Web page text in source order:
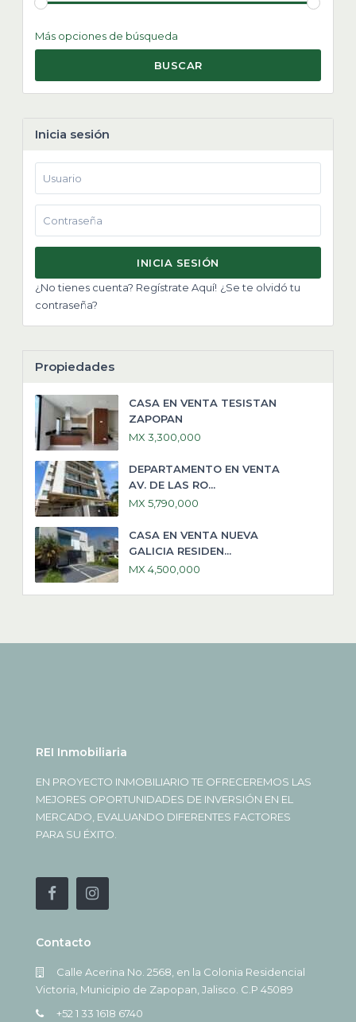
Más opciones de búsqueda
BUSCAR
Inicia sesión
INICIA SESIÓN
¿No tienes cuenta? Regístrate Aquí! ¿Se te olvidó tu
contraseña?
Propiedades
CASA EN VENTA TESISTAN
ZAPOPAN
MX 3,300,000
DEPARTAMENTO EN VENTA
AV. DE LAS RO...
MX 5,790,000
CASA EN VENTA NUEVA
GALICIA RESIDEN...
MX 4,500,000
REI Inmobiliaria
EN PROYECTO INMOBILIARIO TE OFRECEREMOS LAS
MEJORES OPORTUNIDADES DE INVERSIÓN EN EL
MERCADO, EVALUANDO DIFERENTES FACTORES
PARA SU ÉXITO.
Contacto
Calle Acerina No. 2568, en la Colonia Residencial
Victoria, Municipio de Zapopan, Jalisco. C.P 45089
+52 1 33 1618 6740